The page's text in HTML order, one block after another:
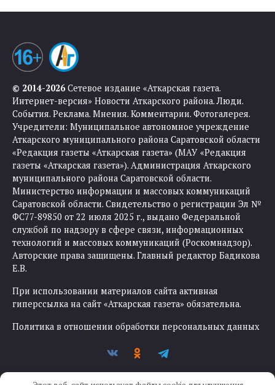
© 2014-2026Сетевое издание «Аткарская газета.
Интернет-версия» Новости Аткарского района. Люди.
События. Реклама. Мнения. Комментарии. Фотогалерея.
Учредители: Муниципальное автономное учреждение
Аткарского муниципального района Саратовской области
«Редакция газеты «Аткарская газета» (МАУ «Редакция
газеты «Аткарская газета»). Администрация Аткарского
муниципального района Саратовской области.
Министерство информации и массовых коммуникаций
Саратовской области. Свидетельство о регистрации Эл №
ФС77-89850 от 22 июля 2025 г., выдано Федеральной
службой по надзору в сфере связи, информационных
технологий и массовых коммуникаций (Роскомнадзор).
Авторские права защищены. Главный редактор Бадикова
Е.В.
При использовании материалов сайта активная
гиперссылка на сайт «Аткарская газета» обязательна.
Политика в отношении обработки персональных данных